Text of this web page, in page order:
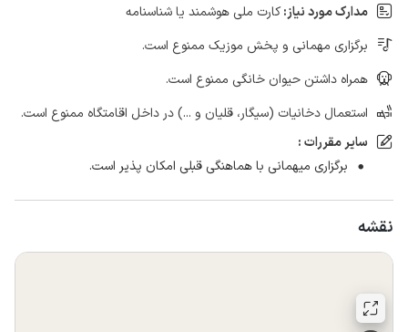
مدارک مورد نیاز:کارت ملی هوشمند یا شناسنامه
برگزاری مهمانی و پخش موزیک ممنوع است.
همراه داشتن حیوان خانگی ممنوع است.
استعمال دخانیات (سیگار، قلیان و ...) در داخل اقامتگاه ممنوع است.
سایر مقررات :
برگزاری میهمانی با هماهنگی قبلی امکان پذیر است.
نقشه